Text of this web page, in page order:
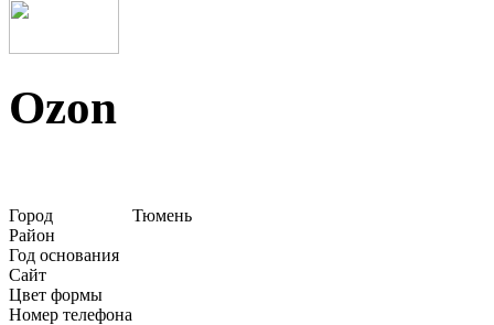
Ozon
Город
Тюмень
Район
Год основания
Сайт
Цвет формы
Номер телефона